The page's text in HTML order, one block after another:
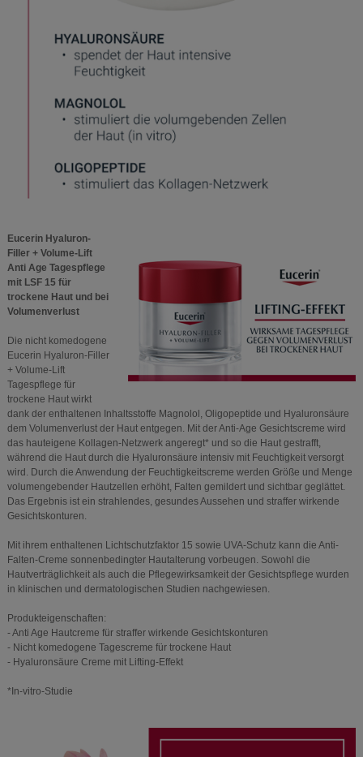
Eucerin Hyaluron-
Filler + Volume-Lift
Anti Age Tagespflege
mit LSF 15 für
trockene Haut und bei
Volumenverlust
Die nicht komedogene
Eucerin Hyaluron-Filler
+ Volume-Lift
Tagespflege für
trockene Haut wirkt
dank der enthaltenen Inhaltsstoffe Magnolol, Oligopeptide und Hyaluronsäure
dem Volumenverlust der Haut entgegen. Mit der Anti-Age Gesichtscreme wird
das hauteigene Kollagen-Netzwerk angeregt* und so die Haut gestrafft,
während die Haut durch die Hyaluronsäure intensiv mit Feuchtigkeit versorgt
wird. Durch die Anwendung der Feuchtigkeitscreme werden Größe und Menge
volumengebender Hautzellen erhöht, Falten gemildert und sichtbar geglättet.
Das Ergebnis ist ein strahlendes, gesundes Aussehen und straffer wirkende
Gesichtskonturen.
Mit ihrem enthaltenen Lichtschutzfaktor 15 sowie UVA-Schutz kann die Anti-
Falten-Creme sonnenbedingter Hautalterung vorbeugen. Sowohl die
Hautverträglichkeit als auch die Pflegewirksamkeit der Gesichtspflege wurden
in klinischen und dermatologischen Studien nachgewiesen.
Produkteigenschaften:
- Anti Age Hautcreme für straffer wirkende Gesichtskonturen
- Nicht komedogene Tagescreme für trockene Haut
- Hyaluronsäure Creme mit Lifting-Effekt
*In-vitro-Studie